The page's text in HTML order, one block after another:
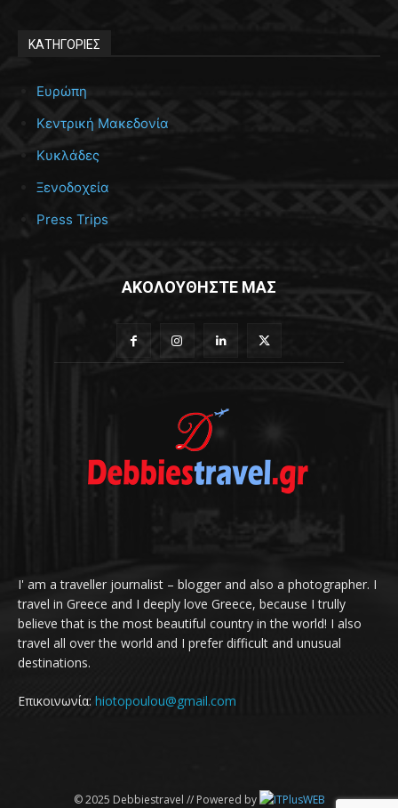
ΚΑΤΗΓΟΡΙΕΣ
Ευρώπη
Κεντρική Μακεδονία
Κυκλάδες
Ξενοδοχεία
Press Trips
ΑΚΟΛΟΥΘΗΣΤΕ ΜΑΣ
I' am a traveller journalist – blogger and also a photographer. I
travel in Greece and I deeply love Greece, because I trully
believe that is the most beautiful country in the world! I also
travel all over the world and I prefer difficult and unusual
destinations.
Επικοινωνία: hiotopoulou@gmail.com
© 2025 Debbiestravel // Powered by